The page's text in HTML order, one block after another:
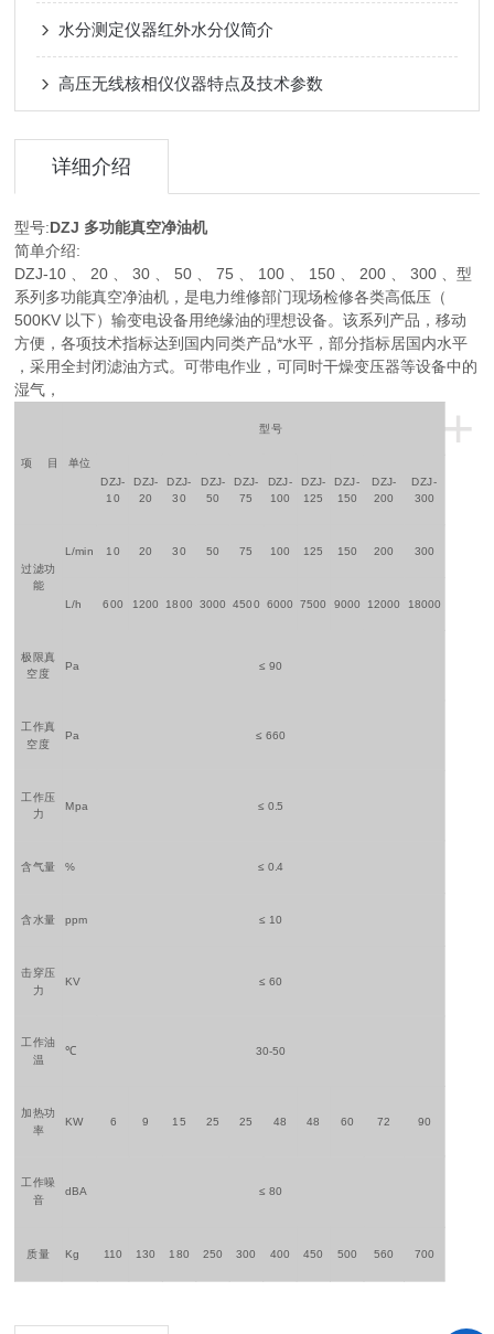
水分测定仪器红外水分仪简介
高压无线核相仪仪器特点及技术参数
详细介绍
型号:DZJ 多功能真空净油机
简单介绍:
DZJ-10 、 20 、 30 、 50 、 75 、 100 、 150 、 200 、 300 、型
系列多功能真空净油机，是电力维修部门现场检修各类高低压（
500KV 以下）输变电设备用绝缘油的理想设备。该系列产品，移动
方便，各项技术指标达到国内同类产品*水平，部分指标居国内水平
，采用全封闭滤油方式。可带电作业，可同时干燥变压器等设备中的
湿气，
+
项 目 单位
型号
DZJ-
10
DZJ-
20
DZJ-
30
DZJ-
50
DZJ-
75
DZJ-
100
DZJ-
125
DZJ-
150
DZJ-
200
DZJ-
300
过滤功
能
L/min 10 20 30 50 75 100 125 150 200 300
L/h 600 1200 1800 3000 4500 6000 7500 9000 12000 18000
极限真
空度
Pa ≤ 90
工作真
空度
Pa ≤ 660
工作压
力
Mpa ≤ 0.5
含气量 % ≤ 0.4
含水量 ppm ≤ 10
击穿压
力
KV ≤ 60
工作油
温
℃ 30-50
加热功
率
KW 6 9 15 25 25 48 48 60 72 90
工作噪
音
dBA ≤ 80
质量 Kg 110 130 180 250 300 400 450 500 560 700